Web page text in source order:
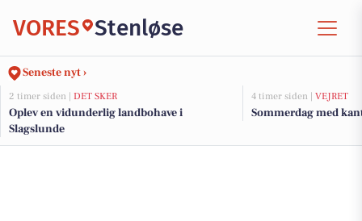
VORES Stenløse
Seneste nyt ›
2 timer siden | DET SKER
Oplev en vidunderlig landbohave i
Slagslunde
4 timer siden | VEJRET
Sommerdag med